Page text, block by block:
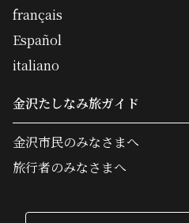
français
Español
italiano
金沢たしなみ旅ガイド
金沢市民のみなさまへ
旅行者のみなさまへ